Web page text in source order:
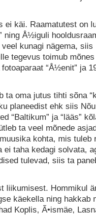
ei käi. Raamatutest on
ning Å½iguli
kunagi nägema, siis
tegevus toimub mõnes
“Å½enit” ja
ta oma jutus tihti sõna
planeedist ehk siis
“Baltikum” ja “lääs”
ta veel mõnede
kohta, mis tuleb
ei taha kedagi solvata,
tulevad, siis ta
liikumisest. Hommikul
käekella ning hakkab
Koplis, Ã•ismäe,